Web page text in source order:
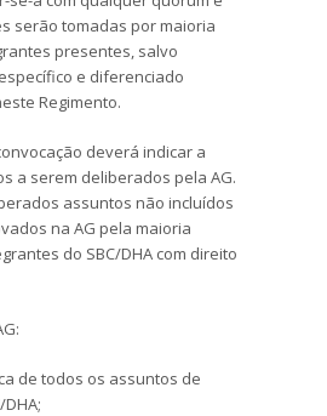
serão tomadas por maioria
presentes, salvo
e diferenciado
Regimento.
deverá indicar a
a serem deliberados pela AG.
assuntos não incluídos
na AG pela maioria
do SBC/DHA com direito
de todos os assuntos de